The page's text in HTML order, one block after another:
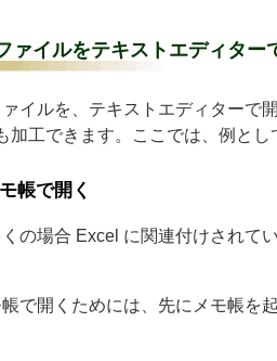
ァイルをテキストエディター
ルを、テキストエディターで
加工できます。ここでは、例とし
帳で開く
場合 Excel に関連付けされて
開くためには、先にメモ帳を